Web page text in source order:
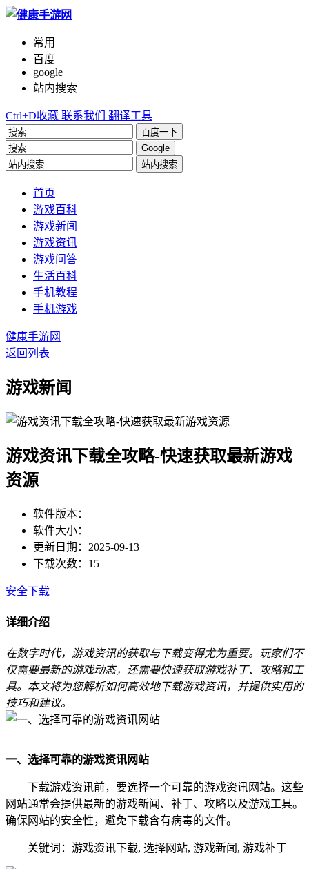
常用
百度
google
站内搜索
Ctrl+D收藏 联系我们 翻译工具
百度一下
Google
站内搜索
首页
游戏百科
游戏新闻
游戏资讯
游戏问答
生活百科
手机教程
手机游戏
健康手游网
返回列表
游戏新闻
游戏资讯下载全攻略-快速获取最新游戏
资源
软件版本：
软件大小：
更新日期：2025-09-13
下载次数：15
安全下载
详细介绍
在数字时代，游戏资讯的获取与下载变得尤为重要。玩家们不
仅需要最新的游戏动态，还需要快速获取游戏补丁、攻略和工
具。本文将为您解析如何高效地下载游戏资讯，并提供实用的
技巧和建议。
一、选择可靠的游戏资讯网站
下载游戏资讯前，要选择一个可靠的游戏资讯网站。这些
网站通常会提供最新的游戏新闻、补丁、攻略以及游戏工具。
确保网站的安全性，避免下载含有病毒的文件。
关键词：游戏资讯下载, 选择网站, 游戏新闻, 游戏补丁